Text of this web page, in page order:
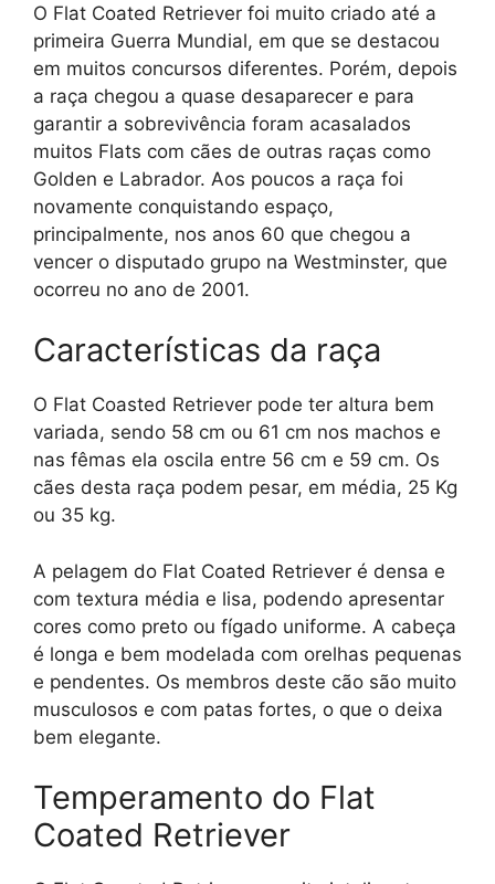
O Flat Coated Retriever foi muito criado até a
primeira Guerra Mundial, em que se destacou
em muitos concursos diferentes. Porém, depois
a raça chegou a quase desaparecer e para
garantir a sobrevivência foram acasalados
muitos Flats com cães de outras raças como
Golden e Labrador. Aos poucos a raça foi
novamente conquistando espaço,
principalmente, nos anos 60 que chegou a
vencer o disputado grupo na Westminster, que
ocorreu no ano de 2001.
Características da raça
O Flat Coasted Retriever pode ter altura bem
variada, sendo 58 cm ou 61 cm nos machos e
nas fêmas ela oscila entre 56 cm e 59 cm. Os
cães desta raça podem pesar, em média, 25 Kg
ou 35 kg.
A pelagem do Flat Coated Retriever é densa e
com textura média e lisa, podendo apresentar
cores como preto ou fígado uniforme. A cabeça
é longa e bem modelada com orelhas pequenas
e pendentes. Os membros deste cão são muito
musculosos e com patas fortes, o que o deixa
bem elegante.
Temperamento do Flat
Coated Retriever